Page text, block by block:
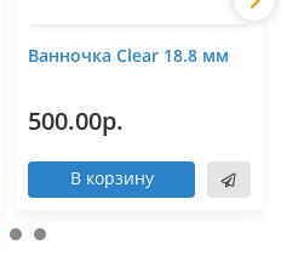
Ванночка Clear 18.8 мм
500.00р.
В корзину